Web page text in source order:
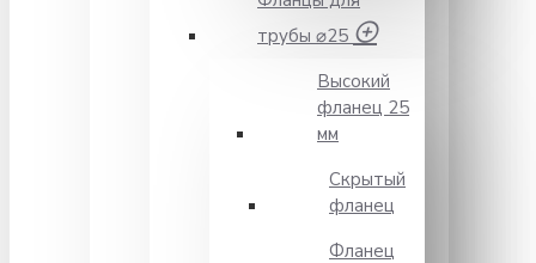
трубы ⌀25
Высокий
фланец 25
мм
Скрытый
фланец
Фланец